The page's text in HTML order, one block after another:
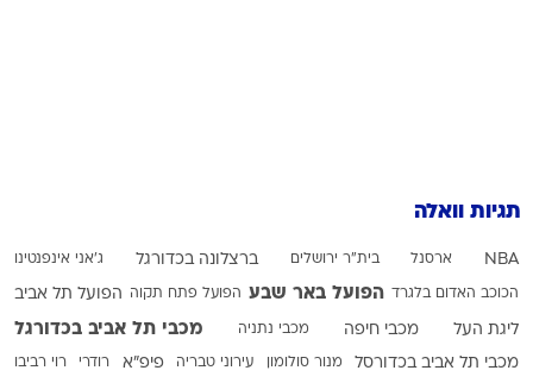
תגיות וואלה
NBA ארסנל בית"ר ירושלים ברצלונה בכדורגל ג'אני אינפנטינו
הכוכב האדום בלגרד הפועל באר שבע הפועל פתח תקוה הפועל תל אביב
ליגת העל מכבי חיפה מכבי נתניה מכבי תל אביב בכדורגל
מכבי תל אביב בכדורסל מנור סולומון עירוני טבריה פיפ"א רודרי רוי רביבו